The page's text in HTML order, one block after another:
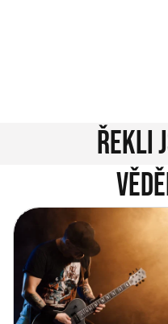
Řekli
Vítejte na novém e-
City